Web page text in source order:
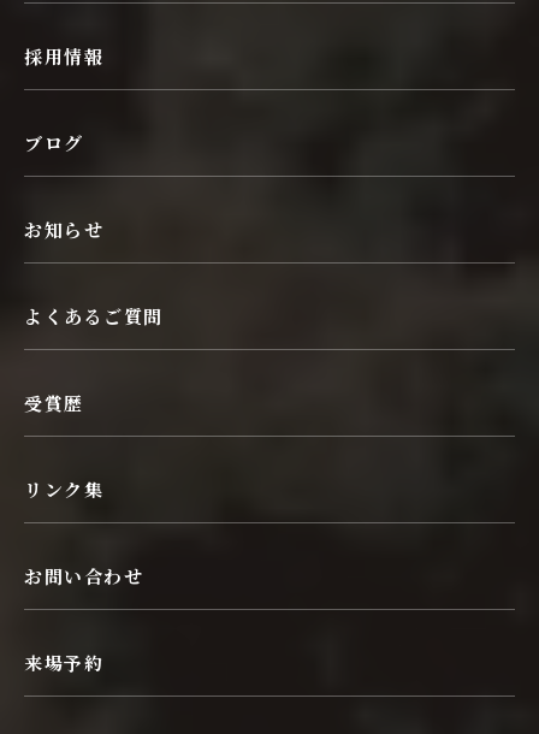
採用情報
ブログ
お知らせ
よくあるご質問
受賞歴
リンク集
お問い合わせ
来場予約